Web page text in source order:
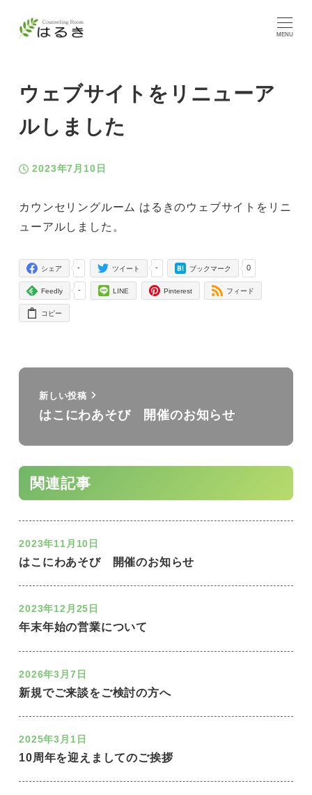
MENU
ウェブサイトをリニューア
ルしました
投稿日
2023年7月10日
カウンセリングルーム はるきのウェブサイトをリニ
ューアルしました。
-
シェア -
ツイート 0
ブックマーク
-
Feedly LINE Pinterest フィード
コピー
新しい投稿
はこにわあそび 開催のお知らせ
関連記事
はこにわあそび 開催のお知らせ
2023年11月10日
年末年始の営業について
2023年12月25日
新規でご来談をご検討の方へ
2026年3月7日
10周年を迎えましてのご挨拶
2025年3月1日